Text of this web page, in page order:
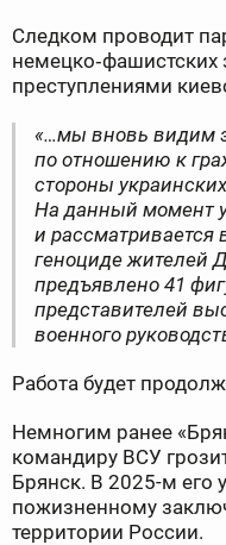
Следком проводит
немецко‑фашистских
преступлениями
«…мы вновь видим
по отношению к
стороны
На данный момент
и рассматривается
геноциде жителей
предъявлено 41
представителей
военного
Работа будет
Немногим ранее
командиру ВСУ
Брянск. В 2025-м его
пожизненному
территории России.